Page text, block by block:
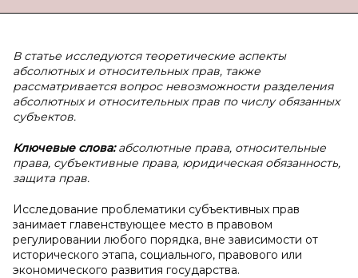
В статье исследуются теоретические аспекты
абсолютных и относительных прав, также
рассматривается вопрос невозможности разделения
абсолютных и относительных прав по числу обязанных
субъектов.
Ключевые слова:абсолютные права, относительные
права, субъективные права, юридическая обязанность,
защита прав.
Исследование проблематики субъективных прав
занимает главенствующее место в правовом
регулировании любого порядка, вне зависимости от
исторического этапа, социального, правового или
экономического развития государства.